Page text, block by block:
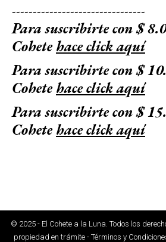
--------------------------------
Para suscribirte con $
Cohetehace click aquí
Para suscribirte con $
Cohetehace click aquí
Para suscribirte con $
Cohetehace click aquí
© 2025 - El Cohete a la Luna. Todos los
propiedad en trámite - Términos y